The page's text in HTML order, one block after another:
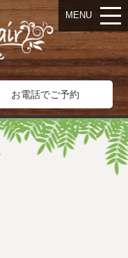
お電話でご予約
MENU